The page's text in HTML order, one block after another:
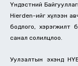
Үндэстний
Hierden-ийг хүлээн
бодлого, хэрэгжилт
санал солилцлоо.
Уулзалтын эхэнд